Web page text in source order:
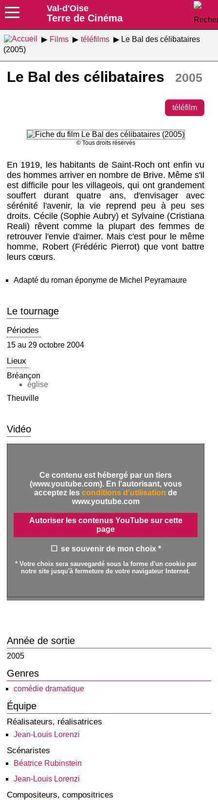
Val-d'Oise
Terre de Cinéma
Films téléfilms
Le Bal des célibataires
(2005)
Le Bal des célibataires 2005
téléfilm
© Tous droits réservés
En 1919, les habitants de Saint-Roch ont enfin vu
des hommes arriver en nombre de Brive. Même s'il
est difficile pour les villageois, qui ont grandement
souffert durant quatre ans, d'envisager avec
sérénité l'avenir, la vie reprend peu à peu ses
droits. Cécile (Sophie Aubry) et Sylvaine (Cristiana
Reali) rêvent comme la plupart des femmes de
retrouver l'envie d'aimer. Mais c'est pour le même
homme, Robert (Frédéric Pierrot) que vont battre
leurs cœurs.
Adapté du roman éponyme de Michel Peyramaure
Le tournage
Périodes
15 au 29 octobre 2004
Lieux
Bréançon
église
Theuville
Vidéo
Ce contenu est hébergé par un tiers
(www.youtube.com). En l'autorisant, vous
acceptez les conditions d'utilisation de
www.youtube.com
Autoriser les contenus YouTube sur cette
page
se souvenir de mon choix *
* Votre choix sera sauvegardé sous la forme d'un cookie par
notre site jusqu'à fermeture de votre navigateur Internet.
Année de sortie
2005
Genres
comédie dramatique
Équipe
Réalisateurs, réalisatrices
Jean-Louis Lorenzi
Scénaristes
Béatrice Rubinstein
Jean-Louis Lorenzi
Compositeurs, compositrices